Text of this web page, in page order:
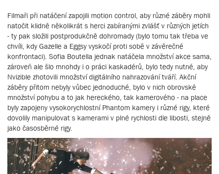
Filmaři při natáčení zapojili motion control, aby různé záběry mohli
natočit klidně několikrát s herci zabíranými zvlášť v různých jetích
- ty pak složili postprodukčně dohromady (bylo tomu tak třeba ve
chvíli, kdy Gazelle a Eggsy vyskočí proti sobě v závěrečné
konfrontaci). Sofia Boutella jednak natáčela množství akce sama,
zároveň ale šlo mnohdy i o práci kaskadérů, bylo tedy nutné, aby
Nvizible zhotovili množství digitálního nahrazování tváří. Akční
záběry přitom nebyly vůbec jednoduché, bylo v nich obrovské
množství pohybu a to jak hereckého, tak kamerového - na place
byly zapojeny vysokorychlostní Phantom kamery i různé rigy, které
dovolily manipulovat s kamerami v plné rychlosti dle libosti, stejně
jako časosběrné rigy.